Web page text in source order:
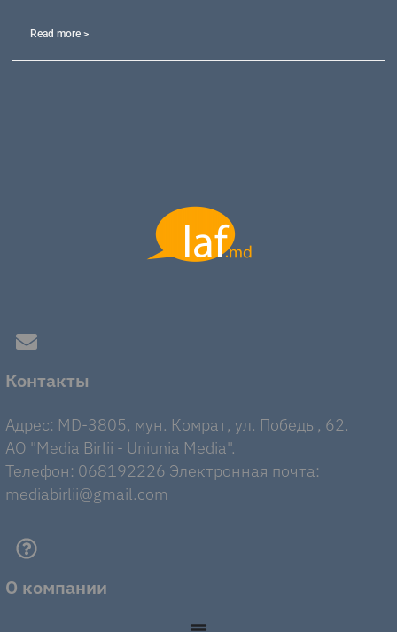
Read more >
Контакты
Адрес: MD-3805, мун. Комрат, ул. Победы, 62.
AO "Media Birlii - Uniunia Media".
Телефон: 068192226 Электронная почта:
mediabirlii@gmail.com
О компании